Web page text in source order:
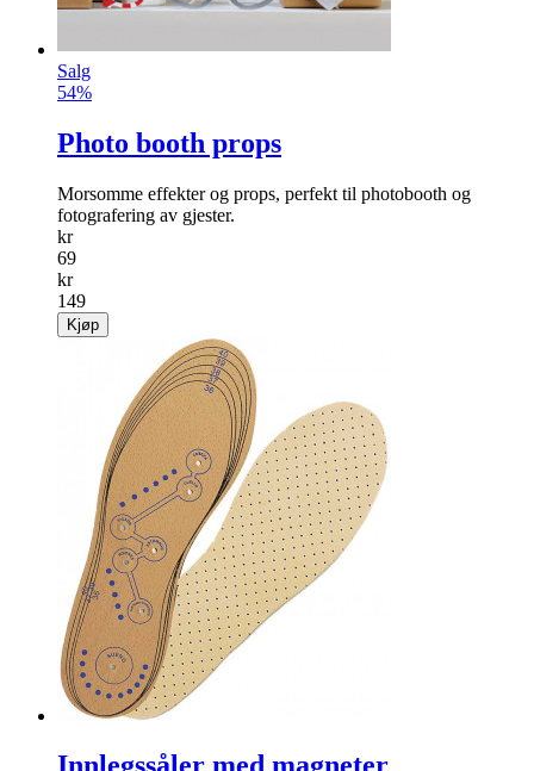
Salg
54%
Photo booth props
Morsomme effekter og props, perfekt til photobooth og
fotografering av gjester.
kr
69
kr
149
Kjøp